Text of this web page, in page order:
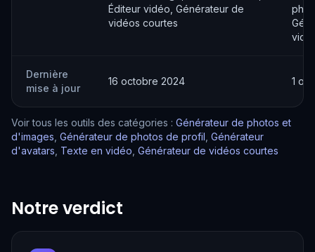
Éditeur vidéo, Générateur de
vidéos courtes
Dernière
mise à jour
16 octobre 2024 1
Voir tous les outils des catégories : Générateur de photos et
d'images Générateur de photos de profil Générateur
d'avatars Texte en vidéo Générateur de vidéos courtes
Notre verdict